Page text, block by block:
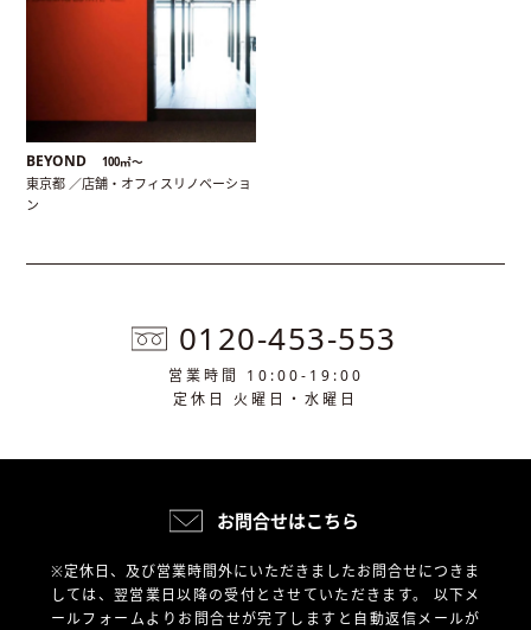
BEYOND 100㎡〜
東京都 ／店舗・オフィスリノベーショ
ン
0120-453-553
営業時間 10:00-19:00
定休日 火曜日・水曜日
お問合せはこちら
※定休日、及び営業時間外にいただきましたお問合せにつきま
しては、翌営業日以降の受付とさせていただきます。 以下メ
ールフォームよりお問合せが完了しますと自動返信メールが